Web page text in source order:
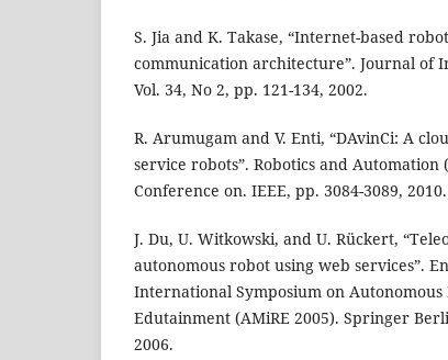
S. Jia and K. Takase, “Internet-based
communication architecture”. Journal of
Vol. 34, No 2, pp. 121-134, 2002.
R. Arumugam and V. Enti, “DAvinCi: A
service robots”. Robotics and Automation
Conference on. IEEE, pp. 3084-3089, 2010.
J. Du, U. Witkowski, and U. Rückert,
autonomous robot using web services”.
International Symposium on
Edutainment (AMiRE 2005). Springer
2006.